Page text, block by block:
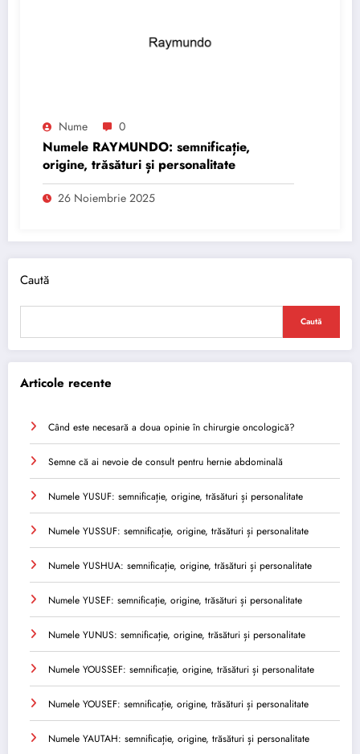
Nume 0
Numele RAYMUNDO: semnificație,
origine, trăsături și personalitate
26 Noiembrie 2025
Caută
Caută
Articole recente
Când este necesară a doua opinie în chirurgie oncologică?
Semne că ai nevoie de consult pentru hernie abdominală
Numele YUSUF: semnificație, origine, trăsături și personalitate
Numele YUSSUF: semnificație, origine, trăsături și personalitate
Numele YUSHUA: semnificație, origine, trăsături și personalitate
Numele YUSEF: semnificație, origine, trăsături și personalitate
Numele YUNUS: semnificație, origine, trăsături și personalitate
Numele YOUSSEF: semnificație, origine, trăsături și personalitate
Numele YOUSEF: semnificație, origine, trăsături și personalitate
Numele YAUTAH: semnificație, origine, trăsături și personalitate